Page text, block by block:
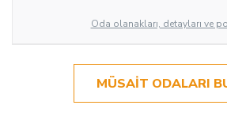
Oda olanakları, detayları ve
MÜSAIT ODALARI